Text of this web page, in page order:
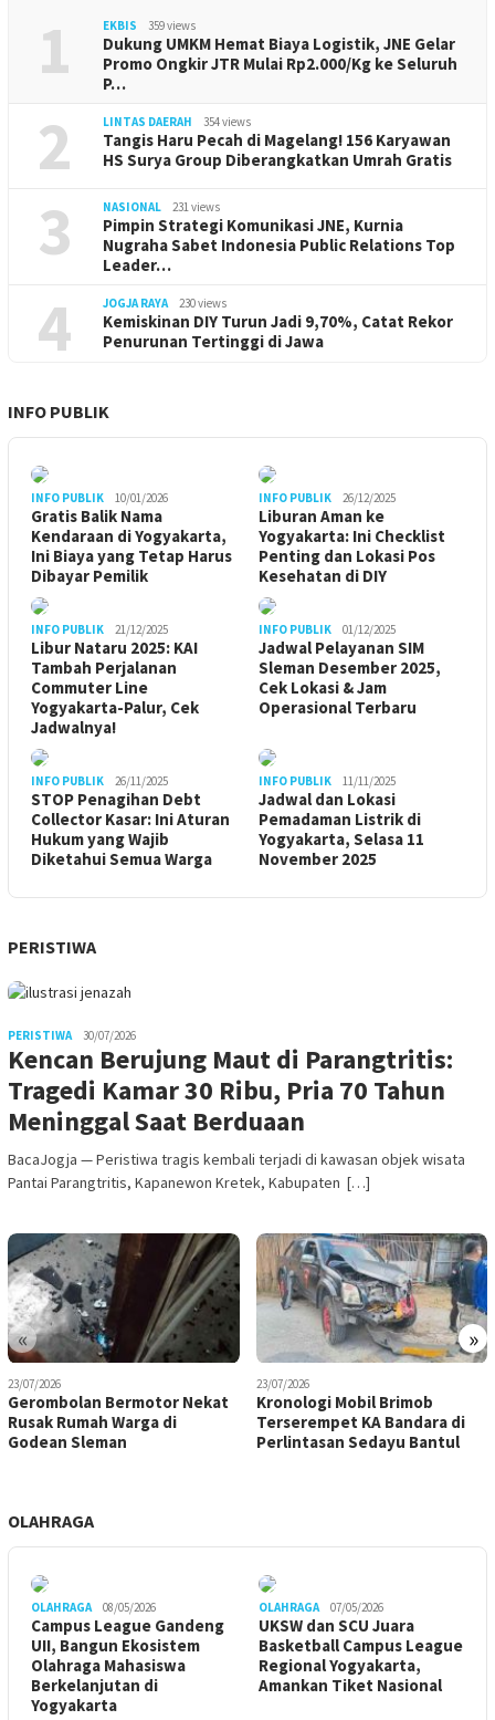
1 EKBIS 359 views
Dukung UMKM Hemat Biaya Logistik, JNE Gelar
Promo Ongkir JTR Mulai Rp2.000/Kg ke Seluruh
P…
2 LINTAS DAERAH 354 views
Tangis Haru Pecah di Magelang! 156 Karyawan
HS Surya Group Diberangkatkan Umrah Gratis
3 NASIONAL 231 views
Pimpin Strategi Komunikasi JNE, Kurnia
Nugraha Sabet Indonesia Public Relations Top
Leader…
4 JOGJA RAYA 230 views
Kemiskinan DIY Turun Jadi 9,70%, Catat Rekor
Penurunan Tertinggi di Jawa
INFO PUBLIK
INFO PUBLIK 10/01/2026
Gratis Balik Nama
Kendaraan di Yogyakarta,
Ini Biaya yang Tetap Harus
Dibayar Pemilik
INFO PUBLIK 26/12/2025
Liburan Aman ke
Yogyakarta: Ini Checklist
Penting dan Lokasi Pos
Kesehatan di DIY
INFO PUBLIK 21/12/2025
Libur Nataru 2025: KAI
Tambah Perjalanan
Commuter Line
Yogyakarta-Palur, Cek
Jadwalnya!
INFO PUBLIK 01/12/2025
Jadwal Pelayanan SIM
Sleman Desember 2025,
Cek Lokasi & Jam
Operasional Terbaru
INFO PUBLIK 26/11/2025
STOP Penagihan Debt
Collector Kasar: Ini Aturan
Hukum yang Wajib
Diketahui Semua Warga
INFO PUBLIK 11/11/2025
Jadwal dan Lokasi
Pemadaman Listrik di
Yogyakarta, Selasa 11
November 2025
PERISTIWA
PERISTIWA 30/07/2026
Kencan Berujung Maut di Parangtritis:
Tragedi Kamar 30 Ribu, Pria 70 Tahun
Meninggal Saat Berduaan
BacaJogja — Peristiwa tragis kembali terjadi di kawasan objek wisata
Pantai Parangtritis, Kapanewon Kretek, Kabupaten […]
« »
23/07/2026
Gerombolan Bermotor Nekat
Rusak Rumah Warga di
Godean Sleman
23/07/2026
Kronologi Mobil Brimob
Terserempet KA Bandara di
Perlintasan Sedayu Bantul
OLAHRAGA
OLAHRAGA 08/05/2026
Campus League Gandeng
UII, Bangun Ekosistem
Olahraga Mahasiswa
Berkelanjutan di
Yogyakarta
OLAHRAGA 07/05/2026
UKSW dan SCU Juara
Basketball Campus League
Regional Yogyakarta,
Amankan Tiket Nasional